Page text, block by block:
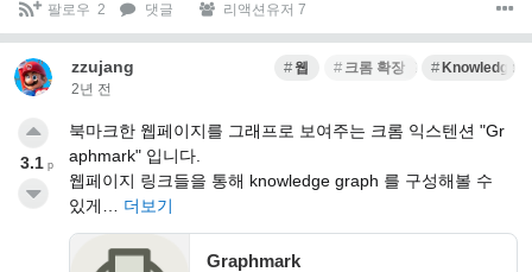
팔로우 2 댓글 리액션유저 7
zzujang
2년 전
웹 크롬 확장 프로그램Knowledge
북마크한 웹페이지를 그래프로 보여주는 크롬 익스텐션 "Gr
aphmark" 입니다.
웹페이지 링크들을 통해 knowledge graph 를 구성해볼 수
있게… 더보기
Graphmark
3.1 p